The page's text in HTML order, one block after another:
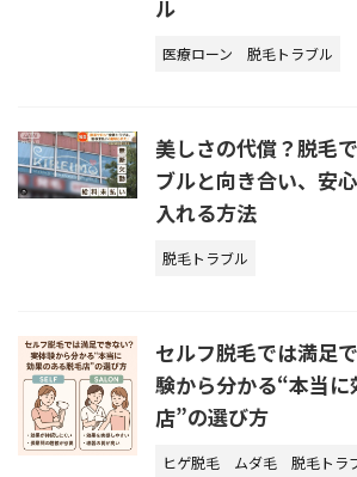
ル
医療ローン 脱毛トラブル
美しさの代償？脱毛
ブルと向き合い、安
入れる方法
脱毛トラブル
セルフ脱毛では満足
験から分かる“本当
店”の選び方
ヒゲ脱毛 ムダ毛 脱毛トラ